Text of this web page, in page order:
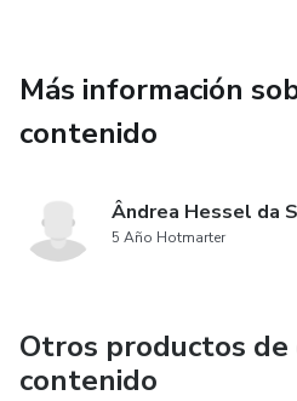
Más información
contenido
Ândrea Hessel da
5 Año Hotmarter
Otros productos
contenido